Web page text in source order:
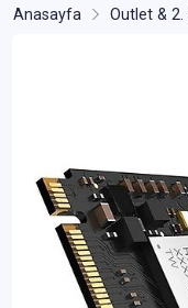
Anasayfa Outlet & 2.